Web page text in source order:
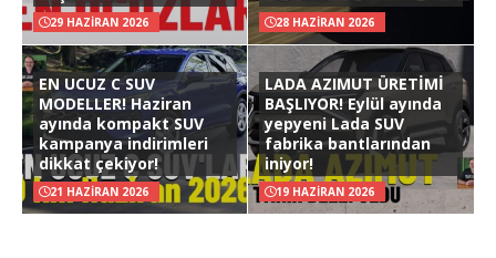
29 HAZIRAN 2026 28 HAZIRAN 2026
EN UCUZ C SUV
MODELLER! Haziran
ayında kompakt SUV
kampanya indirimleri
dikkat çekiyor!
21 HAZIRAN 2026
LADA AZIMUT ÜRETİMİ
BAŞLIYOR! Eylül ayında
yepyeni Lada SUV
fabrika bantlarından
iniyor!
19 HAZIRAN 2026